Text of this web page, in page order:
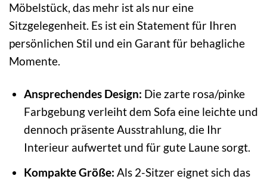
Möbelstück, das mehr ist als nur eine
Sitzgelegenheit. Es ist ein Statement für Ihren
persönlichen Stil und ein Garant für behagliche
Momente.
Ansprechendes Design: Die zarte rosa/pinke
Farbgebung verleiht dem Sofa eine leichte und
dennoch präsente Ausstrahlung, die Ihr
Interieur aufwertet und für gute Laune sorgt.
Kompakte Größe: Als 2-Sitzer eignet sich das